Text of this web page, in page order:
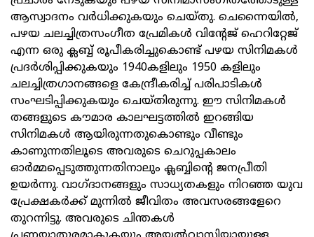
ആസ്വാദനം വർധിക്കുകയും ചെയ്തു. ചെന്നൈയിൽ,
പഴയ ചലച്ചിത്രസംഗീത പ്രേമികൾ വിന്റേജ് ഹെറിറ്റേജ്
എന്ന ഒരു ക്ലബ്ബ് രൂപീകരിച്ചുകൊണ്ട് പഴയ സിനിമകൾ
പ്രദർശിപ്പിക്കുകയും 1940കളിലും 1950 കളിലും
ചലച്ചിത്രഗാനങ്ങളെ കേന്ദ്രീകരിച്ച് പരിപാടികൾ
സംഘടിപ്പിക്കുകയും ചെയ്തിരുന്നു. ഈ സിനിമകൾ
തങ്ങളുടെ കൗമാര കാലഘട്ടത്തിൽ ഇറങ്ങിയ
സിനിമകൾ ആയിരുന്നതുകൊണ്ടും വീണ്ടും
കാണുന്നതിലൂടെ അവരുടെ ചെറുപ്പകാലം
ഓർമ്മപ്പെടുത്തുന്നതിനാലും ക്ലബ്ബിന്റെ ജനപ്രീതി
ഉയർന്നു. വാഗ്ദാനങ്ങളും സാധ്യതകളും നിറഞ്ഞ യുവ
പ്രേക്ഷകർക്ക് മുന്നിൽ ജീവിതം അവസരങ്ങളേറെ
തുറന്നിട്ടു. അവരുടെ ചിന്തകൾ